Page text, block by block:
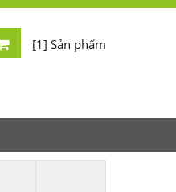
[1] Sản phẩm